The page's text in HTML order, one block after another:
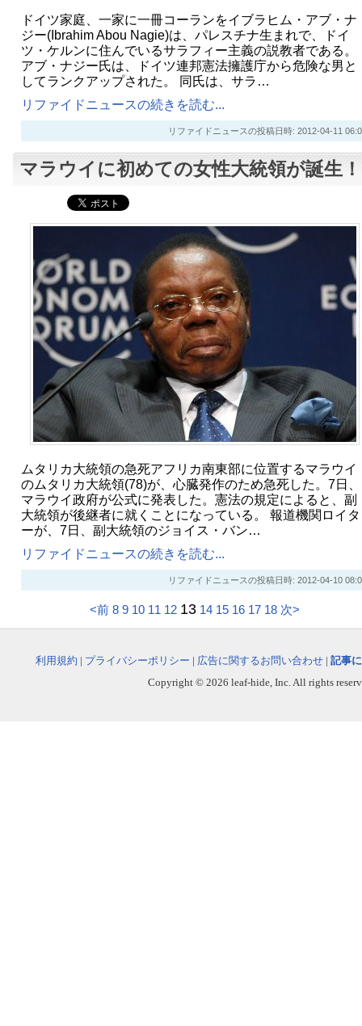
ドイツ家庭、一家に一冊コーランをイブラヒム・アブ・ナ
ジー(Ibrahim Abou Nagie)は、パレスチナ生まれで、ドイ
ツ・ケルンに住んでいるサラフィー主義の説教者である。
アブ・ナジー氏は、ドイツ連邦憲法擁護庁から危険な男と
してランクアップされた。 同氏は、サラ…
リファイドニュースの続きを読む...
リファイドニュースの投稿日時: 2012-04-11
マラウイに初めての女性大統領が誕生！
ムタリカ大統領の急死アフリカ南東部に位置するマラウイ
のムタリカ大統領(78)が、心臓発作のため急死した。7日、
マラウイ政府が公式に発表した。憲法の規定によると、副
大統領が後継者に就くことになっている。 報道機関ロイタ
ーが、7日、副大統領のジョイス・バン…
リファイドニュースの続きを読む...
リファイドニュースの投稿日時: 2012-04-10
<前 8 9 10 11 12 13 14 15 16 17 18 次>
利用規約 | プライバシーポリシー | 広告に関するお問い合わせ | 記事
Copyright © 2026 leaf-hide, Inc. All rights